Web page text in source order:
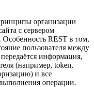
организации
с сервером
Особенность REST в том,
пользователя между
информация,
(например, token,
и все
операции.